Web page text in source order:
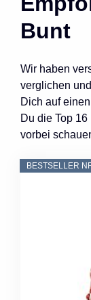
Bunt
Wir haben
verglichen
Dich auf
Du die Top
vorbei
BESTSELLER